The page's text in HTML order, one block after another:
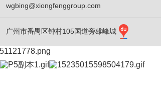
wgbing@xiongfenggroup.com
广州市番禺区钟村105国道旁雄峰城